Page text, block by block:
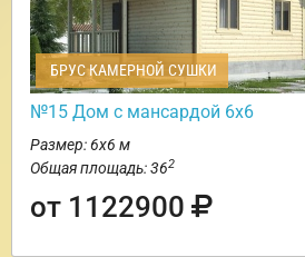
БРУС КАМЕРНОЙ СУШКИ
№15 Дом с мансардой 6х6
Размер: 6х6 м
Общая площадь: 362
от 1122900